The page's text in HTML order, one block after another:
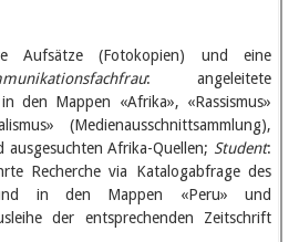
Aufsätze (Fotokopien) und eine
: angeleitete
den Mappen «Afrika», «Rassismus»
(Medienausschnittsammlung),
Afrika-Quellen; Student:
Recherche via Katalogabfrage des
und in den Mappen «Peru» und
der entsprechenden Zeitschrift